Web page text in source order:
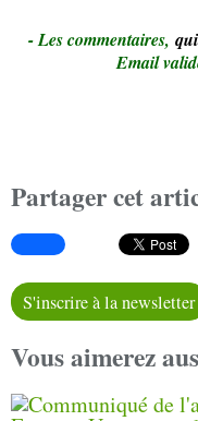
- Les commentaires,
Email
Partager cet
S'inscrire à la newsletter
Vous aimerez